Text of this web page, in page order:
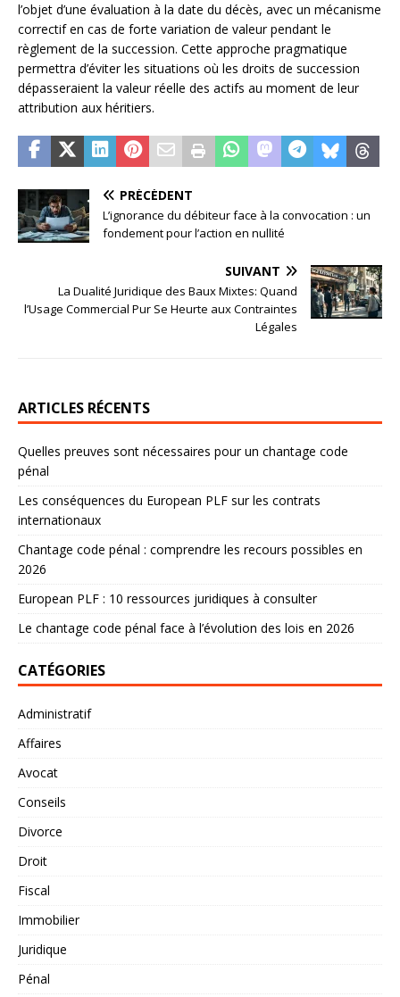
l’objet d’une évaluation à la date du décès, avec un mécanisme
correctif en cas de forte variation de valeur pendant le
règlement de la succession. Cette approche pragmatique
permettra d’éviter les situations où les droits de succession
dépasseraient la valeur réelle des actifs au moment de leur
attribution aux héritiers.
PRÉCÉDENT
L’ignorance du débiteur face à la convocation : un
fondement pour l’action en nullité
SUIVANT
La Dualité Juridique des Baux Mixtes: Quand
l’Usage Commercial Pur Se Heurte aux Contraintes
Légales
ARTICLES RÉCENTS
Quelles preuves sont nécessaires pour un chantage code
pénal
Les conséquences du European PLF sur les contrats
internationaux
Chantage code pénal : comprendre les recours possibles en
2026
European PLF : 10 ressources juridiques à consulter
Le chantage code pénal face à l’évolution des lois en 2026
CATÉGORIES
Administratif
Affaires
Avocat
Conseils
Divorce
Droit
Fiscal
Immobilier
Juridique
Pénal